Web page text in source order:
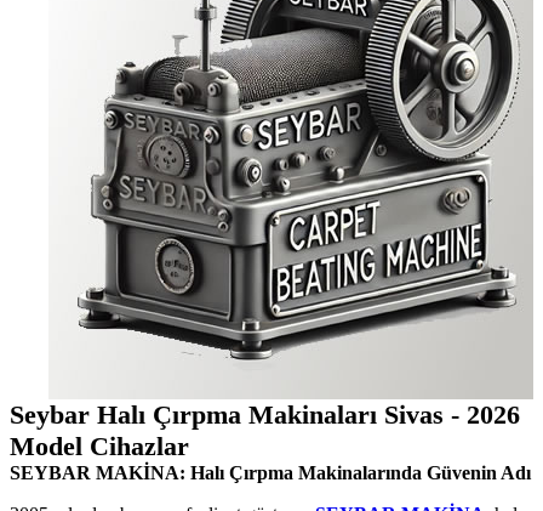
Seybar Halı Çırpma Makinaları Sivas - 2026
Model Cihazlar
SEYBAR MAKİNA: Halı Çırpma Makinalarında Güvenin Adı